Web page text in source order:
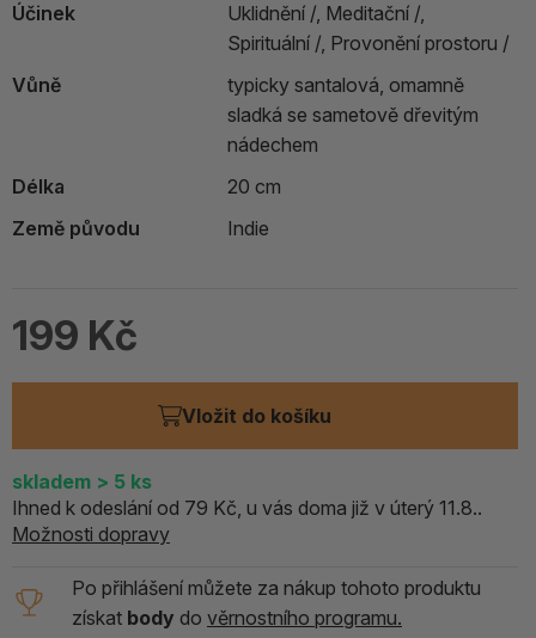
Účinek
Uklidnění /, Meditační /,
Spirituální /, Provonění prostoru /
Vůně
typicky santalová, omamně
sladká se sametově dřevitým
nádechem
Délka
20 cm
Země původu
Indie
199 Kč
Vložit do košíku
skladem > 5 ks
Ihned k odeslání od 79 Kč, u vás doma již v úterý 11.8..
Možnosti dopravy
Po přihlášení můžete za nákup tohoto produktu
získat body do věrnostního programu.